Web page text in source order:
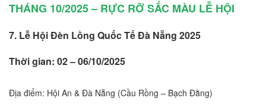
THÁNG 10/2025 – RỰC RỠ SẮC MÀU LỄ HỘI
7. Lễ Hội Đèn Lồng Quốc Tế Đà Nẵng 2025
Thời gian: 02 – 06/10/2025
Địa điểm: Hội An & Đà Nẵng (Cầu Rồng – Bạch Đằng)